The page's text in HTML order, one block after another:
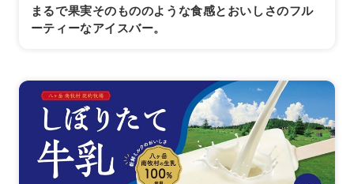
まるで果実そのもののような食感とおいしさのフル
ーティーなアイスバー。